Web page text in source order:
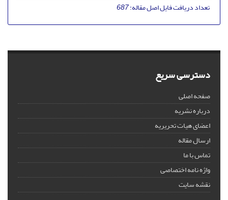
تعداد دریافت فایل اصل مقاله:687
دسترسی سریع
صفحه اصلی
درباره نشریه
اعضای هیات تحریریه
ارسال مقاله
تماس با ما
واژه نامه اختصاصی
نقشه سایت